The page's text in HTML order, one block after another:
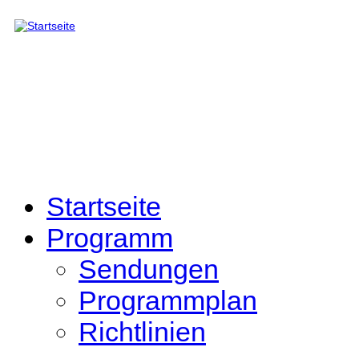
Direkt zum Inhalt
Startseite
Programm
Sendungen
Programmplan
Richtlinien